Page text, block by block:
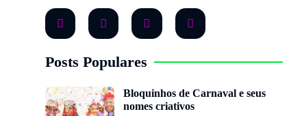
Posts Populares
Bloquinhos de Carnaval e seus
nomes criativos